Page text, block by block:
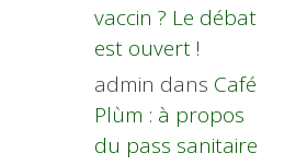
vaccin ? Le débat
est ouvert !
admin dans Café
Plùm : à propos
du pass sanitaire